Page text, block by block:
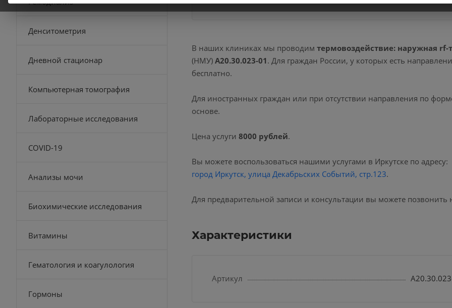
В наших клиниках мы проводим термовоздействие: наружная rf-
(НМУ) А20.30.023-01 . Для граждан России, у которых есть
бесплатно.
Для иностранных граждан или при отсутствии направления по
основе.
Цена услуги 8000 рублей.
Вы можете воспользоваться нашими услугами в Иркутске по адресу:
город Иркутск, улица Декабрьских Событий, стр.123.
Для предварительной записи и консультации вы можете
Характеристики
Артикул
Денситометрия
Дневной стационар
Компьютерная томография
Лабораторные исследования
COVID-19
Анализы мочи
Биохимические исследования
Витамины
Гематология и коагулология
Гормоны